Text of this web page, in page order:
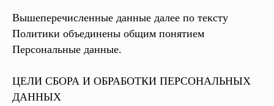
Вышеперечисленные данные далее по тексту
Политики объединены общим понятием
Персональные данные.
ЦЕЛИ СБОРА И ОБРАБОТКИ ПЕРСОНАЛЬНЫХ
ДАННЫХ